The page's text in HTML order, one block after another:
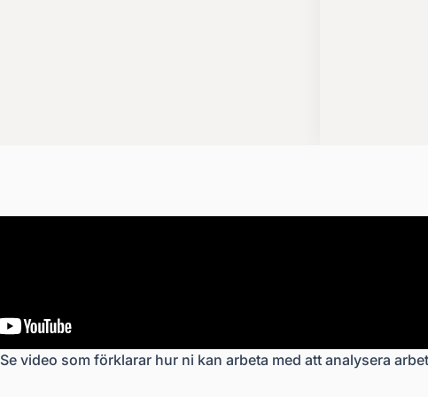
Se video som förklarar hur ni kan arbeta med att analysera